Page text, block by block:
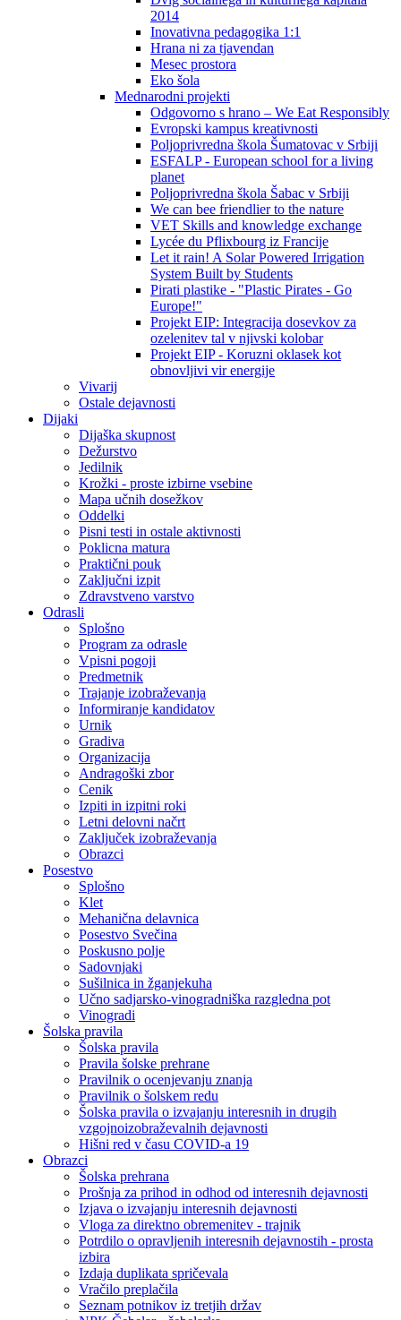
2014
Inovativna pedagogika 1:1
Hrana ni za tjavendan
Mesec prostora
Eko šola
Mednarodni projekti
Odgovorno s hrano – We Eat Responsibly
Evropski kampus kreativnosti
Poljoprivredna škola Šumatovac v Srbiji
ESFALP - European school for a living
planet
Poljoprivredna škola Šabac v Srbiji
We can bee friendlier to the nature
VET Skills and knowledge exchange
Lycée du Pflixbourg iz Francije
Let it rain! A Solar Powered Irrigation
System Built by Students
Pirati plastike - "Plastic Pirates - Go
Europe!"
Projekt EIP: Integracija dosevkov za
ozelenitev tal v njivski kolobar
Projekt EIP - Koruzni oklasek kot
obnovljivi vir energije
Vivarij
Ostale dejavnosti
Dijaki
Dijaška skupnost
Dežurstvo
Jedilnik
Krožki - proste izbirne vsebine
Mapa učnih dosežkov
Oddelki
Pisni testi in ostale aktivnosti
Poklicna matura
Praktični pouk
Zaključni izpit
Zdravstveno varstvo
Odrasli
Splošno
Program za odrasle
Vpisni pogoji
Predmetnik
Trajanje izobraževanja
Informiranje kandidatov
Urnik
Gradiva
Organizacija
Andragoški zbor
Cenik
Izpiti in izpitni roki
Letni delovni načrt
Zaključek izobraževanja
Obrazci
Posestvo
Splošno
Klet
Mehanična delavnica
Posestvo Svečina
Poskusno polje
Sadovnjaki
Sušilnica in žganjekuha
Učno sadjarsko-vinogradniška razgledna pot
Vinogradi
Šolska pravila
Šolska pravila
Pravila šolske prehrane
Pravilnik o ocenjevanju znanja
Pravilnik o šolskem redu
Šolska pravila o izvajanju interesnih in drugih
vzgojnoizobraževalnih dejavnosti
Hišni red v času COVID-a 19
Obrazci
Šolska prehrana
Prošnja za prihod in odhod od interesnih dejavnosti
Izjava o izvajanju interesnih dejavnosti
Vloga za direktno obremenitev - trajnik
Potrdilo o opravljenih interesnih dejavnostih - prosta
izbira
Izdaja duplikata spričevala
Vračilo preplačila
Seznam potnikov iz tretjih držav